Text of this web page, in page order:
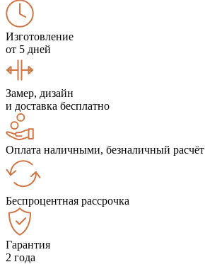
Изготовление
от 5 дней
Замер, дизайн
и доставка бесплатно
Оплата наличными, безналичный расчёт
Беспроцентная рассрочка
Гарантия
2 года